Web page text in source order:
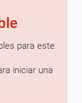
para este
iniciar una